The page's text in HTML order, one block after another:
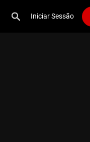
Iniciar Sessão